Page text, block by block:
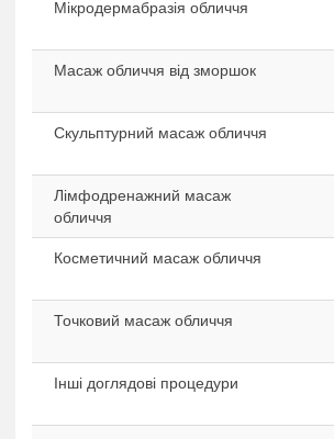
Мікродермабразія обличчя
Масаж обличчя від зморшок
Скульптурний масаж обличчя
Лімфодренажний масаж
обличчя
Косметичний масаж обличчя
Точковий масаж обличчя
Інші доглядові процедури